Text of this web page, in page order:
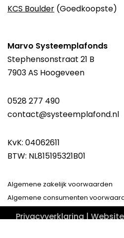
KCS Boulder (Goedkoopste)
Marvo Systeemplafonds
Stephensonstraat 21 B
7903 AS Hoogeveen
0528 277 490
contact@systeemplafond.nl
KvK: 04062611
BTW: NL815195321B01
Algemene zakelijk voorwaarden
Algemene consumenten
Privacyverklaring|